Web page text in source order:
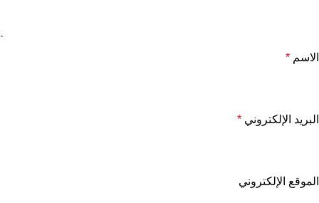
الاسم *
البريد الإلكتروني *
الموقع الإلكتروني